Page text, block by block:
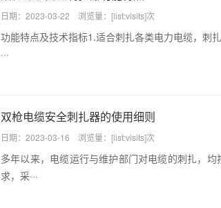
日期：2023-03-22 浏览量：[list:visits]次
功能特点及技术指标1.适合刺扎各类电力电缆，刺
···
双枪电缆安全刺扎器的使用细则
日期：2023-03-16 浏览量：[list:visits]次
多年以来，电缆运行与维护部门对电缆的刺扎，
求，采···